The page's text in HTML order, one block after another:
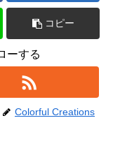
コピー
ーする
Colorful Creations